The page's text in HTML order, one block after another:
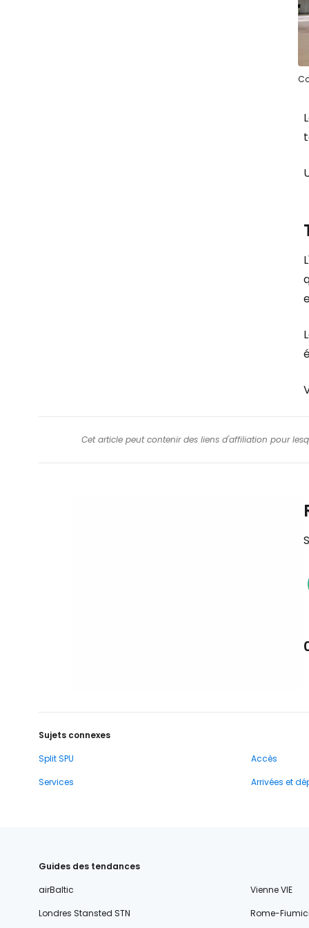
Cet article peut contenir des liens d'affiliation pour
Sujets connexes
Split SPU
Accès
Services
Arrivées et
Guides des tendances
airBaltic
Vienne VIE
Londres Stansted STN
Rome-